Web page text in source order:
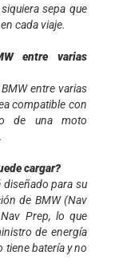
sepa que
cada viaje.
entre varias
entre varias
compatible con
de una moto
cargar?
diseñado para su
de BMW (Nav
Prep, lo que
de energía
tiene batería y no